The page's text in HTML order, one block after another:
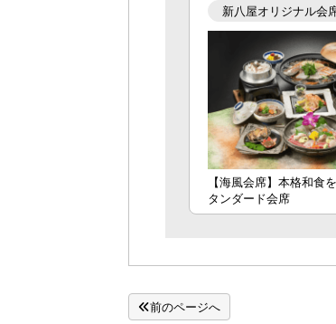
新八屋オリジナル会
【海風会席】本格和食
タンダード会席
前のページへ